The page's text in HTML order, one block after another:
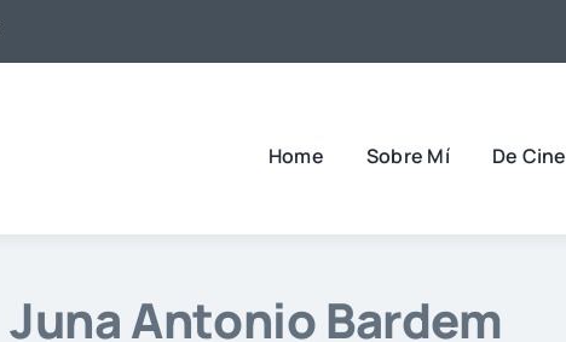
Home Sobre Mí De Cine
Juna Antonio Bardem